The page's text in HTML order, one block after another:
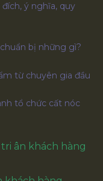
ý nghĩa, quy
bị những gì?
từ chuyên gia đầu
tổ chức cất nóc
ân khách hàng